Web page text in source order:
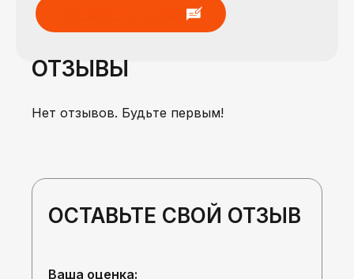
ОТЗЫВЫ
Нет отзывов. Будьте первым!
ОСТАВЬТЕ СВОЙ ОТЗЫВ
Ваша оценка: